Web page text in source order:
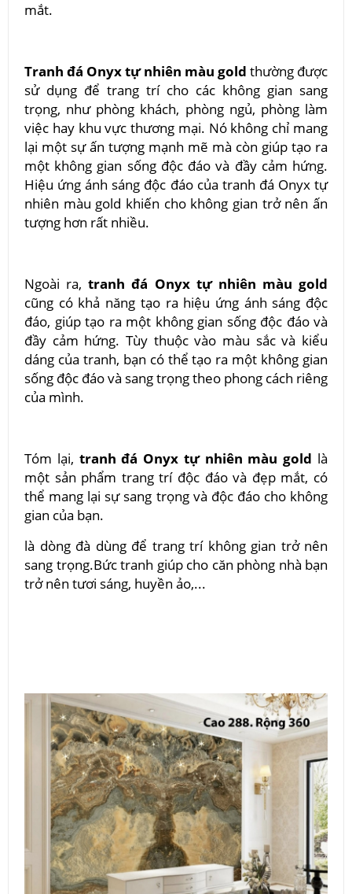
mắt.
Tranh đá Onyx tự nhiên màu gold thường được
sử dụng để trang trí cho các không gian sang
trọng, như phòng khách, phòng ngủ, phòng làm
việc hay khu vực thương mại. Nó không chỉ mang
lại một sự ấn tượng mạnh mẽ mà còn giúp tạo ra
một không gian sống độc đáo và đầy cảm hứng.
Hiệu ứng ánh sáng độc đáo của tranh đá Onyx tự
nhiên màu gold khiến cho không gian trở nên ấn
tượng hơn rất nhiều.
Ngoài ra,tranh đá Onyx tự nhiên màu gold
cũng có khả năng tạo ra hiệu ứng ánh sáng độc
đáo, giúp tạo ra một không gian sống độc đáo và
đầy cảm hứng. Tùy thuộc vào màu sắc và kiểu
dáng của tranh, bạn có thể tạo ra một không gian
sống độc đáo và sang trọng theo phong cách riêng
của mình.
Tóm lại, tranh đá Onyx tự nhiên màu gold là
một sản phẩm trang trí độc đáo và đẹp mắt, có
thể mang lại sự sang trọng và độc đáo cho không
gian của bạn.
là dòng đà dùng để trang trí không gian trở nên
sang trọng.Bức tranh giúp cho căn phòng nhà bạn
trở nên tươi sáng, huyền ảo,...